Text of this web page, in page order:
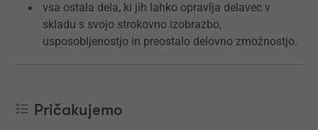
vsa ostala dela, ki jih lahko opravlja delavec v
skladu s svojo strokovno izobrazbo,
usposobljenostjo in preostalo delovno zmožnostjo.
Pričakujemo